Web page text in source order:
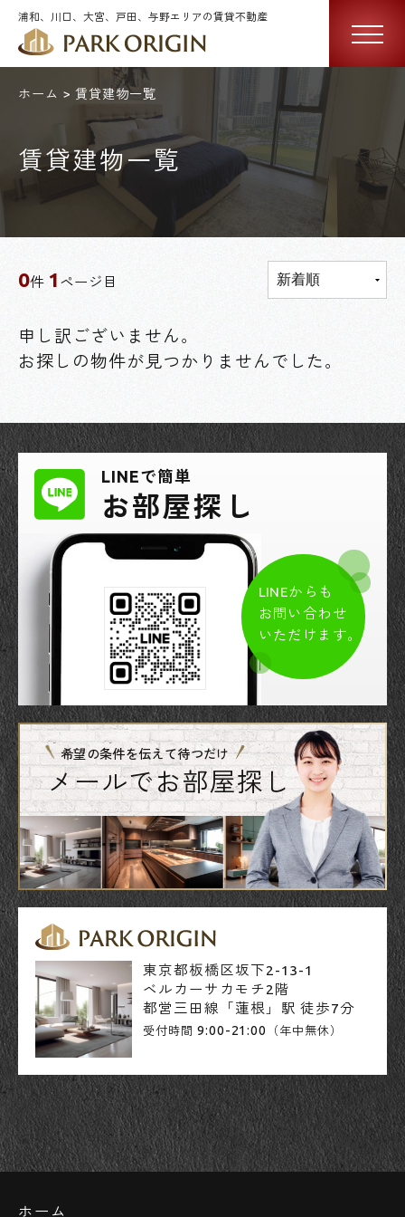
浦和、川口、大宮、戸田、与野エリアの賃貸不動産
ホーム 賃貸建物一覧
賃貸建物一覧
0件 1 ページ目
申し訳ございません。
お探しの物件が見つかりませんでした。
LINEで簡単
お部屋探し
LINEからも
お問い合わせ
いただけます。
希望の条件を伝えて待つだけ
メールでお部屋探し
東京都板橋区坂下2-13-1
ベルカーサカモチ2階
都営三田線「蓮根」駅 徒歩7分
受付時間 9:00-21:00 （年中無休）
ホーム